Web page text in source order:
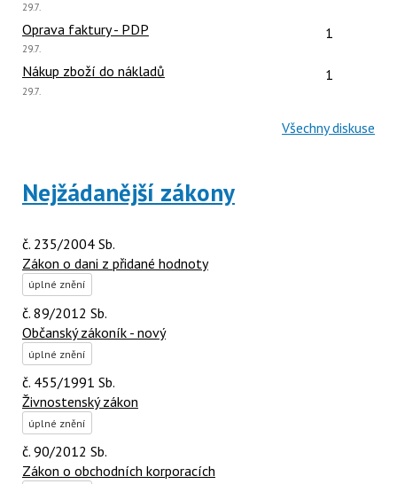
Poslední
29.7.
Oprava faktury - PDP Počet
1
Poslední
29.7.
Nákup zboží do nákladů Počet
1
Poslední
29.7.
Všechny diskuse
Nejžádanější zákony
č. 235/2004 Sb.
Zákon o dani z přidané hodnoty
úplné znění
č. 89/2012 Sb.
Občanský zákoník - nový
úplné znění
č. 455/1991 Sb.
Živnostenský zákon
úplné znění
č. 90/2012 Sb.
Zákon o obchodních korporacích